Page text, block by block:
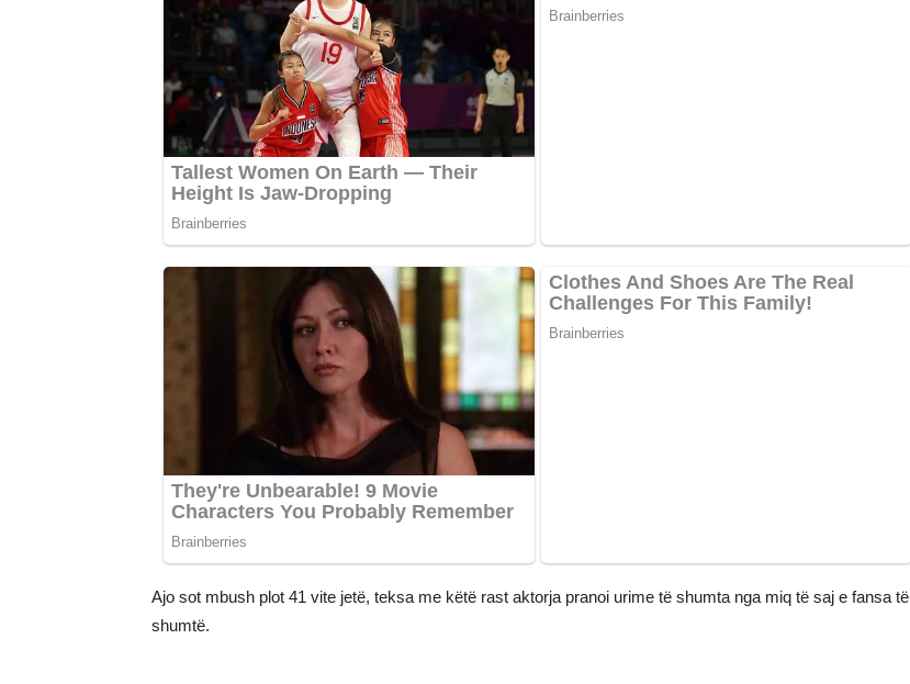
Ajo sot mbush plot 41 vite jetë, teksa me këtë rast aktorja pranoi urime të shumta nga miq të saj e fansa të
shumtë.